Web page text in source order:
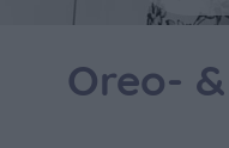
Oreo-